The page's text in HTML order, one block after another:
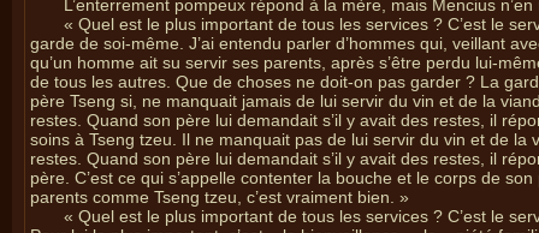
L’enterrement pompeux répond à la mère, mais Mencius
« Quel est le plus important de tous les services ? C’est le
garde de soi-même. J’ai entendu parler d’hommes qui, veillant
qu’un homme ait su servir ses parents, après s’être perdu lui-
de tous les autres. Que de choses ne doit-on pas garder ? La
père Tseng si, ne manquait jamais de lui servir du vin et de la
restes. Quand son père lui demandait s’il y avait des restes, il
soins à Tseng tzeu. Il ne manquait pas de lui servir du vin et de
restes. Quand son père lui demandait s’il y avait des restes, il
père. C’est ce qui s’appelle contenter la bouche et le corps de
parents comme Tseng tzeu, c’est vraiment bien. »
« Quel est le plus important de tous les services ? C’est le